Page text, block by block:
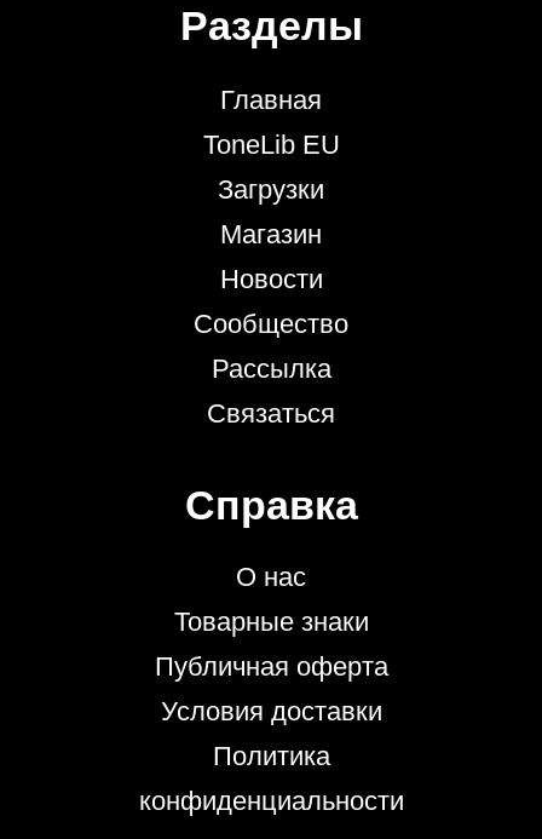
Разделы
Главная
ToneLib EU
Загрузки
Магазин
Новости
Сообщество
Рассылка
Связаться
Справка
О нас
Товарные знаки
Публичная оферта
Условия доставки
Политика
конфиденциальности